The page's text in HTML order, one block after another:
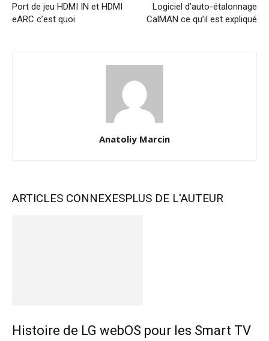
Port de jeu HDMI IN et HDMI
eARC c’est quoi
Logiciel d’auto-étalonnage
CalMAN ce qu’il est expliqué
Anatoliy Marcin
ARTICLES CONNEXESPLUS DE L'AUTEUR
Histoire de LG webOS pour les Smart TV